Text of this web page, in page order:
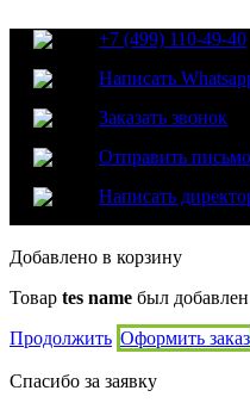
+7 (499) 110-49-40
Написать
Заказать звонок
Отправить письмо
Написать
Добавлено в корзину
Товар tes name был
Продолжить Оформить заказ
Спасибо за заявку